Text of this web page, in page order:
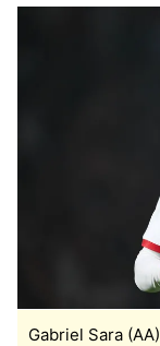
Gabriel Sara (AA)